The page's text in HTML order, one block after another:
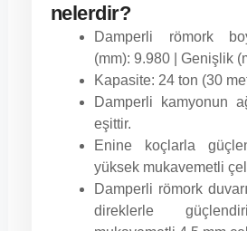
nelerdir?
Damperli römork
(mm): 9.980 | Genişlik
Kapasite: 24 ton (30
Damperli kamyonun
eşittir.
Enine koçlarla
yüksek mukavemetli
Damperli römork
direklerle